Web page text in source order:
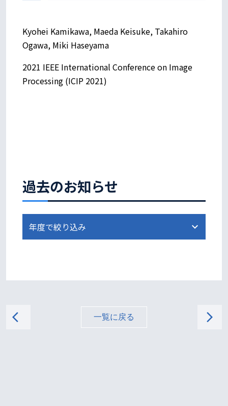
過去のお知らせ
Kyohei Kamikawa, Maeda Keisuke, Takahiro
Ogawa, Miki Haseyama
2021 IEEE International Conference on Image
Processing (ICIP 2021)
arrow_back_ios 一覧に戻る arrow_forward_ios